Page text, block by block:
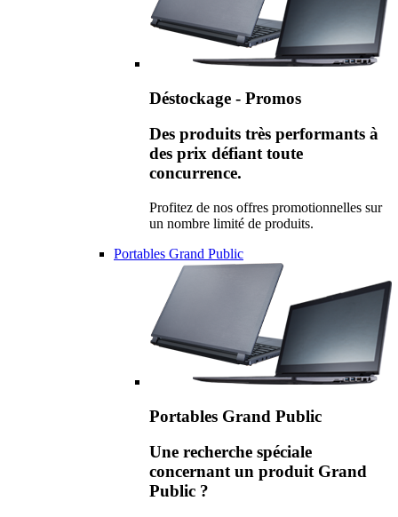
Déstockage - Promos
Des produits très performants à
des prix défiant toute
concurrence.
Profitez de nos offres promotionnelles sur
un nombre limité de produits.
Portables Grand Public
Portables Grand Public
Une recherche spéciale
concernant un produit Grand
Public ?